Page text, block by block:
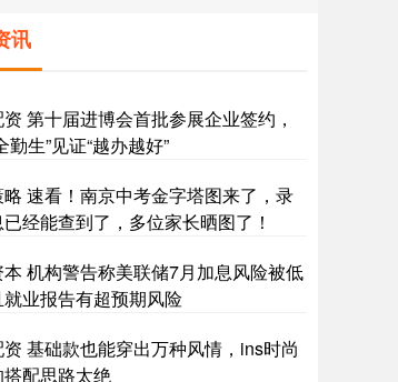
讯
第十届进博会首批参展企业签约，
勤生”见证“越办越好”
速看！南京中考金字塔图来了，录
经能查到了，多位家长晒图了！
机构警告称美联储7月加息风险被低
业报告有超预期风险
基础款也能穿出万种风情，ins时尚
配思路太绝